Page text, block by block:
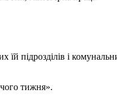
підрозділів і
тижня».